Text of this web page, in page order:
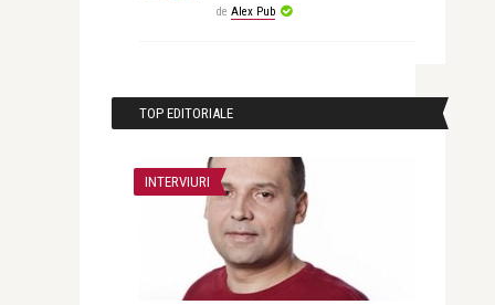
de Alex Pub
TOP EDITORIALE
INTERVIURI